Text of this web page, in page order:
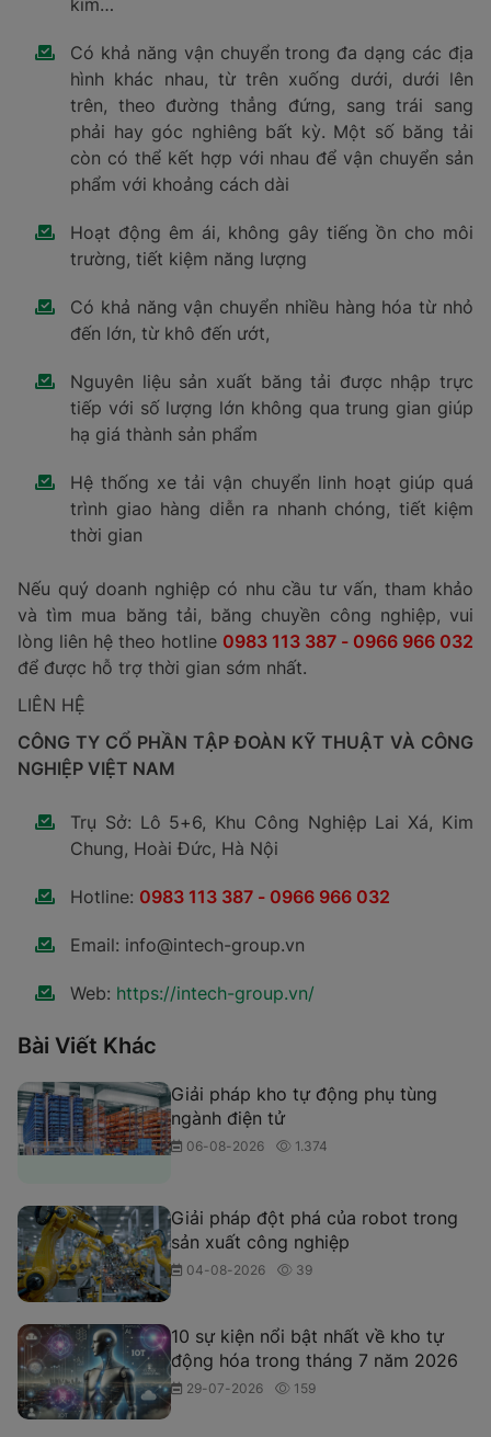
kim…
Có khả năng vận chuyển trong đa dạng các địa
hình khác nhau, từ trên xuống dưới, dưới lên
trên, theo đường thẳng đứng, sang trái sang
phải hay góc nghiêng bất kỳ. Một số băng tải
còn có thể kết hợp với nhau để vận chuyển sản
phẩm với khoảng cách dài
Hoạt động êm ái, không gây tiếng ồn cho môi
trường, tiết kiệm năng lượng
Có khả năng vận chuyển nhiều hàng hóa từ nhỏ
đến lớn, từ khô đến ướt,
Nguyên liệu sản xuất băng tải được nhập trực
tiếp với số lượng lớn không qua trung gian giúp
hạ giá thành sản phẩm
Hệ thống xe tải vận chuyển linh hoạt giúp quá
trình giao hàng diễn ra nhanh chóng, tiết kiệm
thời gian
Nếu quý doanh nghiệp có nhu cầu tư vấn, tham khảo
và tìm mua băng tải, băng chuyền công nghiệp, vui
lòng liên hệ theo hotline 0983 113 387 - 0966 966 032
để được hỗ trợ thời gian sớm nhất.
LIÊN HỆ
CÔNG TY CỔ PHẦN TẬP ĐOÀN KỸ THUẬT VÀ CÔNG
NGHIỆP VIỆT NAM
Trụ Sở: Lô 5+6, Khu Công Nghiệp Lai Xá, Kim
Chung, Hoài Đức, Hà Nội
Hotline: 0983 113 387 - 0966 966 032
Email: info@intech-group.vn
Web: https://intech-group.vn/
Bài Viết Khác
Giải pháp kho tự động phụ tùng
ngành điện tử
06-08-2026 1.374
Giải pháp đột phá của robot trong
sản xuất công nghiệp
04-08-2026 39
10 sự kiện nổi bật nhất về kho tự
động hóa trong tháng 7 năm 2026
29-07-2026 159